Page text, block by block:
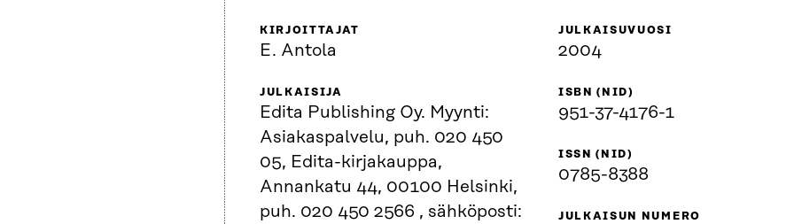
KIRJOITTAJAT
E. Antola
JULKAISIJA
Edita Publishing Oy. Myynti:
Asiakaspalvelu, puh. 020 450
05, Edita-kirjakauppa,
Annankatu 44, 00100 Helsinki,
puh. 020 450 2566 , sähköposti:
JULKAISUVUOSI
2004
ISBN (NID)
951-37-4176-1
ISSN (NID)
0785-8388
JULKAISUN NUMERO